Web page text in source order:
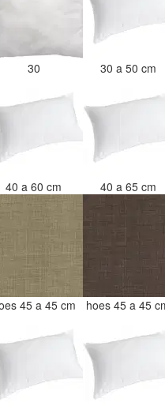
30 30 a 50 cm
40 a 60 cm 40 a 65 cm
45 a 45 cm hoes 45 a 45